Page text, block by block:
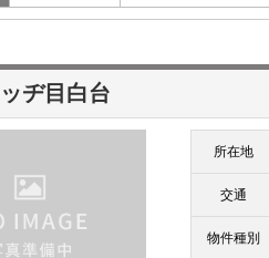
ヂ目白台
所在地
交通
物件種別